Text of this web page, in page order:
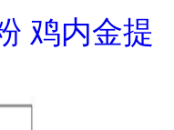
鸡内金提